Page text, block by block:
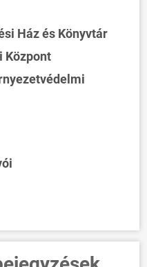
Ház és Könyvtár
Központ